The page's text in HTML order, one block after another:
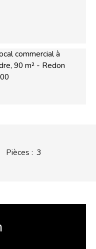
Pièces : 3